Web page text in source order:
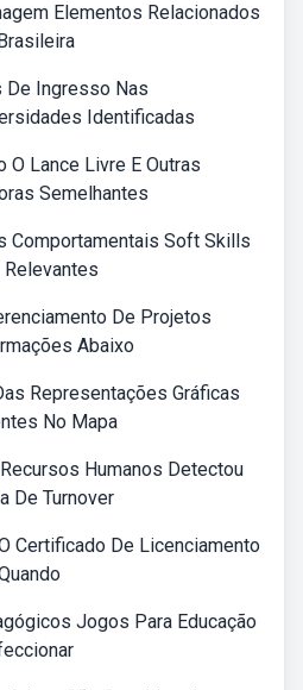
Elementos Relacionados
De Ingresso Nas
Identificadas
O Lance Livre E Outras
Semelhantes
Comportamentais Soft Skills
Relevantes
De Projetos
Abaixo
Representações Gráficas
No Mapa
Humanos Detectou
De Turnover
Certificado De Licenciamento
Jogos Para Educação